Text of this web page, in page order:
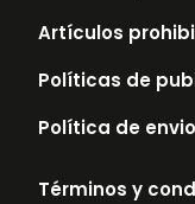
Artículos
Políticas de
Política de
Términos y